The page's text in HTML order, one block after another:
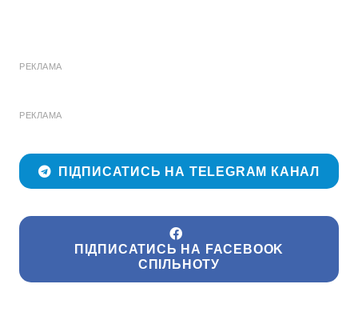
РЕКЛАМА
РЕКЛАМА
ПІДПИСАТИСЬ НА TELEGRAM КАНАЛ
ПІДПИСАТИСЬ НА FACEBOOK
СПІЛЬНОТУ